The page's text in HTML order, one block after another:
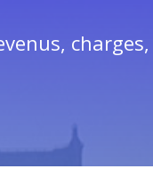
charges,